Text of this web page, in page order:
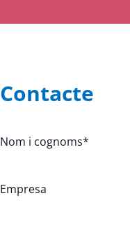
Contacte
Nom i cognoms*
Empresa